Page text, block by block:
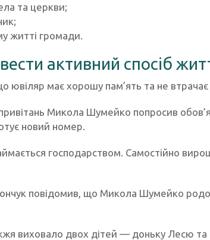
та церкви;
житті громади.
активний спосіб
має хорошу пам’ять та не
привітань Микола Шумейко попросив
новий номер.
господарством. Самостійно
повідомив, що Микола Шумейко
виховало двох дітей — доньку Лесю та